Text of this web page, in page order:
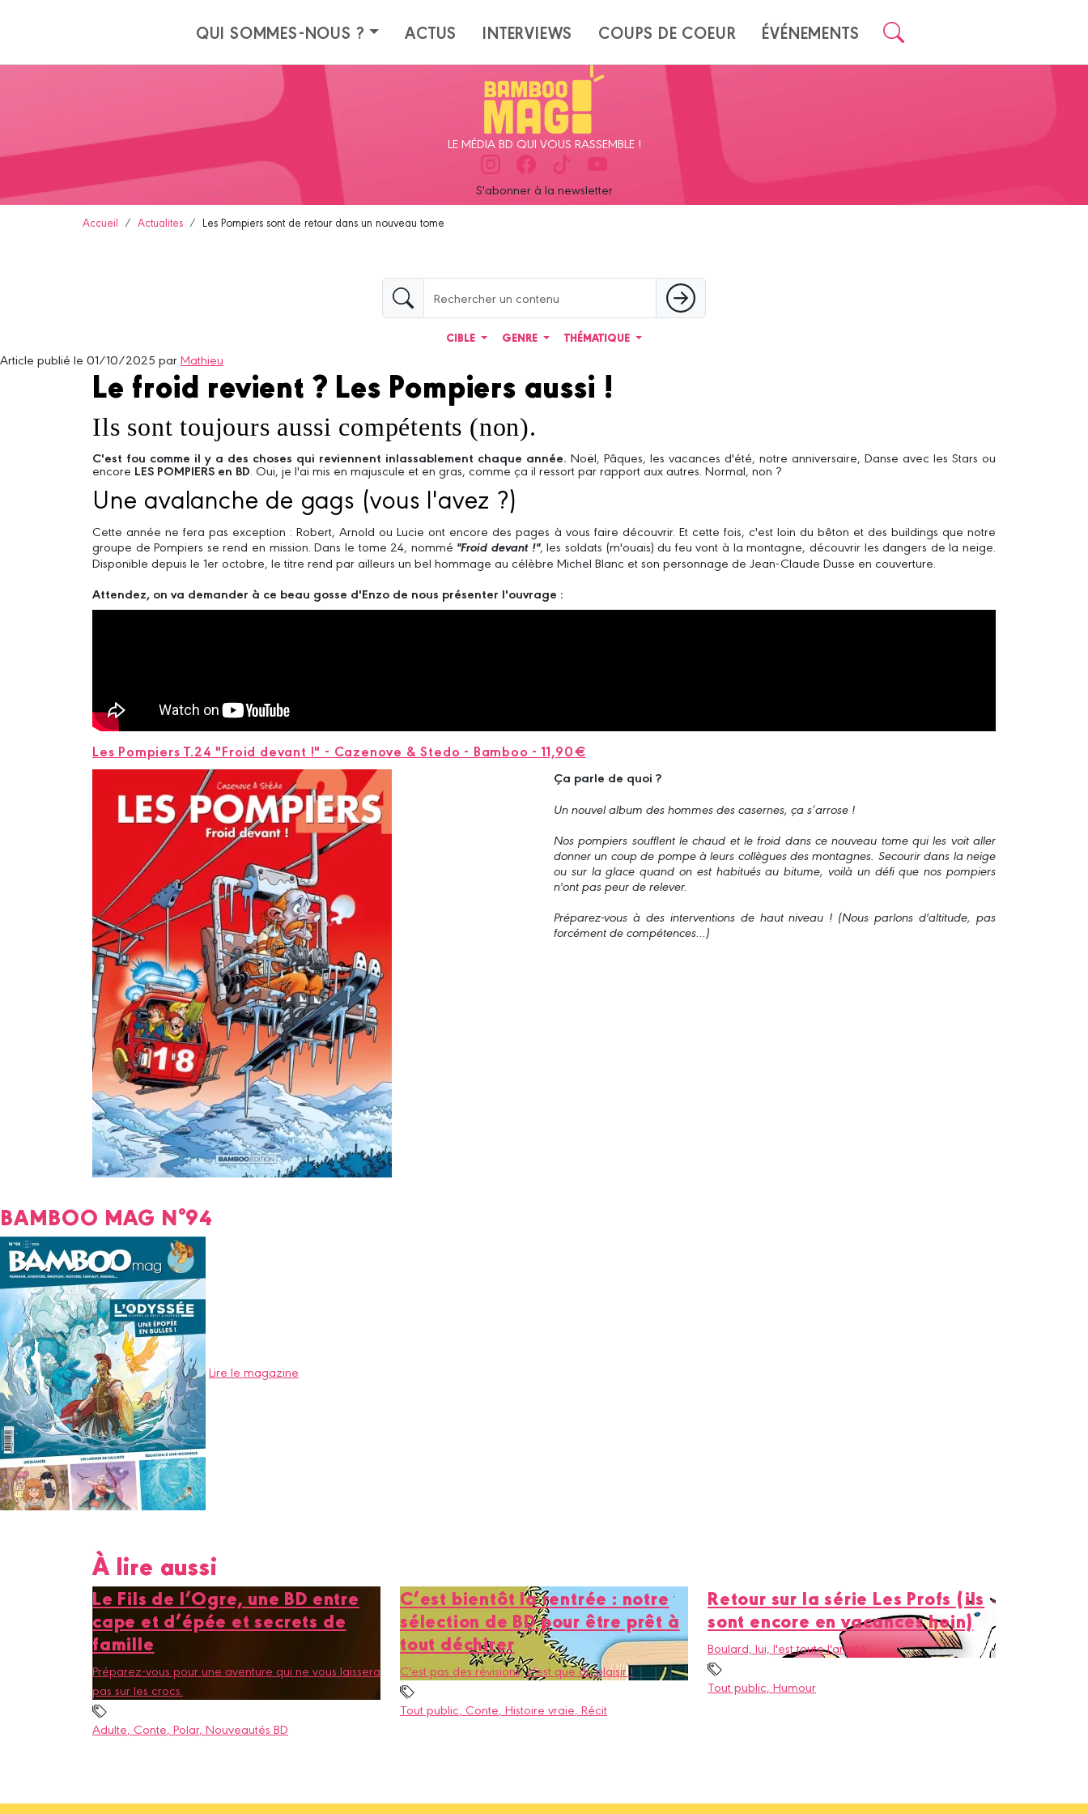
QUI SOMMES-NOUS ? ACTUS INTERVIEWS COUPS DE COEUR ÉVÉNEMENTS
LE MÉDIA BD QUI VOUS RASSEMBLE !
S'abonner à la newsletter
Accueil Actualites Les Pompiers sont de retour dans un nouveau tome
CIBLE GENRE THÉMATIQUE
Article publié le 01/10/2025 parMathieu
Le froid revient ? Les Pompiers aussi !
Ils sont toujours aussi compétents (non).
C'est fou comme il y a des choses qui reviennent inlassablement chaque année. Noël, Pâques, les vacances d'été, notre anniversaire, Danse avec les Stars ou
encore LES POMPIERS en BD . Oui, je l'ai mis en majuscule et en gras, comme ça il ressort par rapport aux autres. Normal, non ?
Une avalanche de gags (vous l'avez ?)
Cette année ne fera pas exception : Robert, Arnold ou Lucie ont encore des pages à vous faire découvrir. Et cette fois, c'est loin du bêton et des buildings que notre
groupe de Pompiers se rend en mission. Dans le tome 24, nommé "Froid devant !", les soldats (m'ouais) du feu vont à la montagne, découvrir les dangers de la neige.
Disponible depuis le 1er octobre, le titre rend par ailleurs un bel hommage au célèbre Michel Blanc et son personnage de Jean-Claude Dusse en couverture.
Attendez, on va demander à ce beau gosse d'Enzo de nous présenter l'ouvrage :
Les Pompiers T.24 "Froid devant !" - Cazenove & Stedo - Bamboo - 11,90€
Ça parle de quoi ?
Un nouvel album des hommes des casernes, ça s’arrose !
Nos pompiers soufflent le chaud et le froid dans ce nouveau tome qui les voit aller
donner un coup de pompe à leurs collègues des montagnes. Secourir dans la neige
ou sur la glace quand on est habitués au bitume, voilà un défi que nos pompiers
n'ont pas peur de relever.
Préparez-vous à des interventions de haut niveau ! (Nous parlons d'altitude, pas
forcément de compétences...)
BAMBOO MAG N°94
Lire le magazine
À lire aussi
Le Fils de l’Ogre, une BD entre
cape et d’épée et secrets de
famille
Préparez-vous pour une aventure qui ne vous laissera
pas sur les crocs.
Adulte, Conte, Polar, Nouveautés BD
C’est bientôt la rentrée : notre
sélection de BD pour être prêt à
tout déchirer
C'est pas des révisions, c'est que du plaisir !
Tout public, Conte, Histoire vraie, Récit
Retour sur la série Les Profs (ils
sont encore en vacances hein)
Boulard, lui, l'est toute l'année.
Tout public, Humour